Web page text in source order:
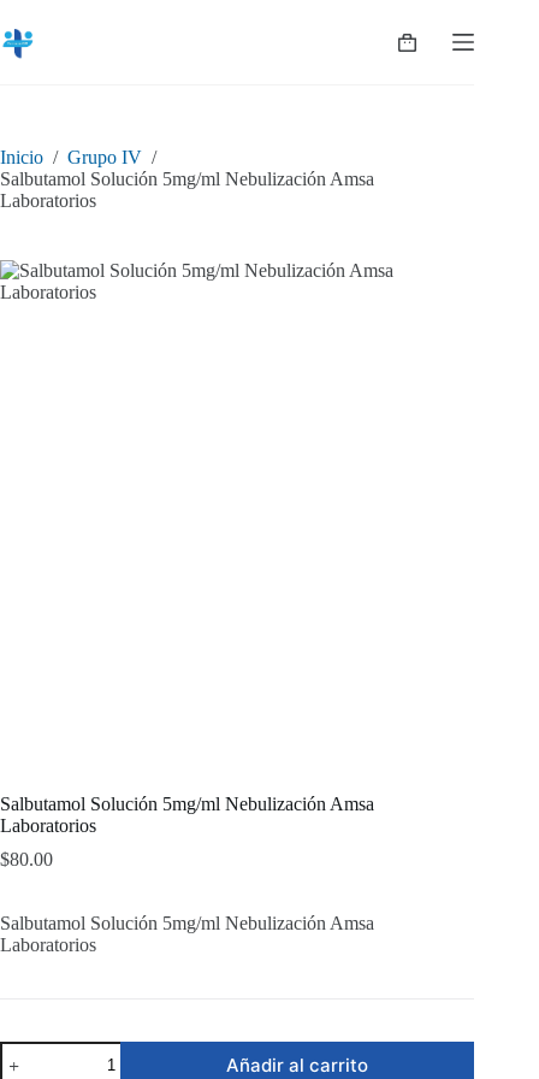
al
contenido
Shopping
Inicio / Grupo IV /
Salbutamol Solución 5mg/ml Nebulización Amsa
Laboratorios
Salbutamol Solución 5mg/ml Nebulización Amsa
Laboratorios
$80.00
Salbutamol Solución 5mg/ml Nebulización Amsa
Laboratorios
Salbutamol
Solución
Añadir al carrito